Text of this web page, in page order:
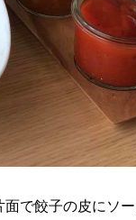
面で餃子の皮にソ